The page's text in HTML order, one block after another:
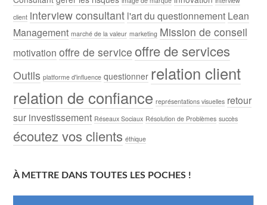
client interview consultant l'art du questionnement Lean
Management marché de la valeur marketing Mission de conseil
motivation offre de service offre de services
Outils platforme d'influence questionner relation client
relation de confiance représentations visuelles retour
sur investissement Réseaux Sociaux Résolution de Problèmes succès
écoutez vos clients éthique
À METTRE DANS TOUTES LES POCHES !